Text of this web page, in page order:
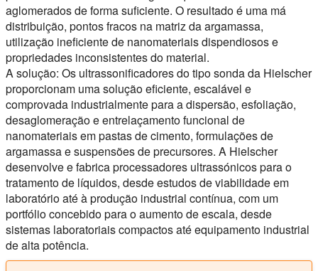
aglomerados de forma suficiente. O resultado é uma má
distribuição, pontos fracos na matriz da argamassa,
utilização ineficiente de nanomateriais dispendiosos e
propriedades inconsistentes do material.
A solução: Os ultrassonificadores do tipo sonda da Hielscher
proporcionam uma solução eficiente, escalável e
comprovada industrialmente para a dispersão, esfoliação,
desaglomeração e entrelaçamento funcional de
nanomateriais em pastas de cimento, formulações de
argamassa e suspensões de precursores. A Hielscher
desenvolve e fabrica processadores ultrassónicos para o
tratamento de líquidos, desde estudos de viabilidade em
laboratório até à produção industrial contínua, com um
portfólio concebido para o aumento de escala, desde
sistemas laboratoriais compactos até equipamento industrial
de alta potência.